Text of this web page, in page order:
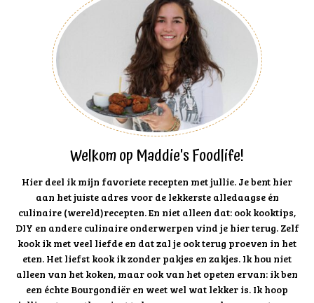
Welkom op Maddie's Foodlife!
Hier deel ik mijn favoriete recepten met jullie. Je bent hier
aan het juiste adres voor de lekkerste alledaagse én
culinaire (wereld)recepten. En niet alleen dat: ook kooktips,
DIY en andere culinaire onderwerpen vind je hier terug. Zelf
kook ik met veel liefde en dat zal je ook terug proeven in het
eten. Het liefst kook ik zonder pakjes en zakjes. Ik hou niet
alleen van het koken, maar ook van het opeten ervan: ik ben
een échte Bourgondiër en weet wel wat lekker is. Ik hoop